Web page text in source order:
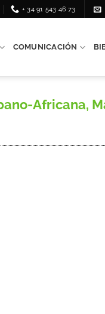
+ 34 91 543 46 73
COMUNICACIÓN
Africana,